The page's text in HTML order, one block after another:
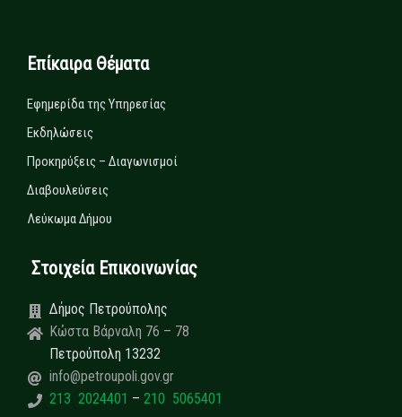
Επίκαιρα Θέματα
Εφημερίδα της Υπηρεσίας
Εκδηλώσεις
Προκηρύξεις – Διαγωνισμοί
Διαβουλεύσεις
Λεύκωμα Δήμου
Στοιχεία Επικοινωνίας
Δήμος Πετρούπολης
Κώστα Βάρναλη 76 – 78
Πετρούπολη 13232
info@petroupoli.gov.gr
213 2024401 – 210 5065401